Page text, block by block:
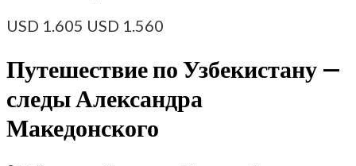
USD 1.605 USD 1.560
Путешествие по Узбекистану —
следы Александра
Македонского